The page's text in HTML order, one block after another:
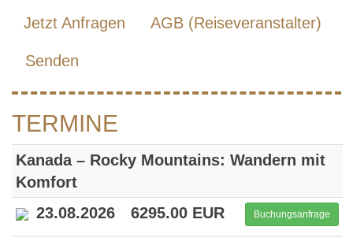
Jetzt Anfragen AGB (Reiseveranstalter)
Senden
TERMINE
Kanada – Rocky Mountains: Wandern mit
Komfort
23.08.2026
6295.00 EUR Buchungsanfrage